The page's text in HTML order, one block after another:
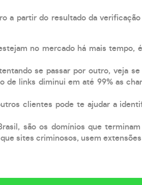
a partir do resultado da
no mercado há mais tempo,
se passar por outro, veja
de links diminui em até 99% as
clientes pode te ajudar a
são os domínios que
sites criminosos, usem